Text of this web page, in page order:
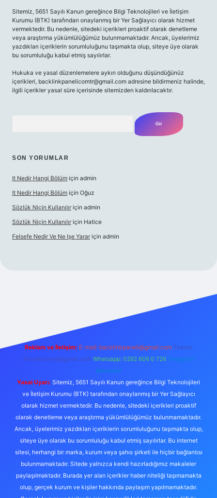
Sitemiz, 5651 Sayılı Kanun gereğince Bilgi Teknolojileri ve İletişim
Kurumu (BTK) tarafından onaylanmış bir Yer Sağlayıcı olarak hizmet
vermektedir. Bu nedenle, sitedeki içerikleri proaktif olarak denetleme
veya araştırma yükümlülüğümüz bulunmamaktadır. Ancak, üyelerimiz
yazdıkları içeriklerin sorumluluğunu taşımakta olup, siteye üye olarak
bu sorumluluğu kabul etmiş sayılırlar.
Hukuka ve yasal düzenlemelere aykırı olduğunu düşündüğünüz
içerikleri, backlinkpanelicomtr@gmail.com adresine bildirmeniz halinde,
ilgili içerikler yasal süre içerisinde sitemizden kaldırılacaktır.
SON YORUMLAR
It Nedir Hangi Bölüm için admin
It Nedir Hangi Bölüm için Oğuz
Sözlük Niçin Kullanılır için admin
Sözlük Niçin Kullanılır için Hatice
Felsefe Nedir Ve Ne Işe Yarar için admin
Reklam ve İletişim: E-mail: backlinkpaneli@gmail.com Teams:
forumhizmeti@gmail.com Whatsapp: 0262 606 0 726 Telegram:
@karabul
Yasal Uyarı: Sitemiz, 5651 Sayılı Kanun gereğince Bilgi Teknolojileri
ve İletişim Kurumu (BTK) tarafından onaylanmış bir Yer Sağlayıcı
olarak hizmet vermektedir. Bu nedenle, sitedeki içerikleri proaktif
olarak denetleme veya araştırma yükümlülüğümüz bulunmamaktadır.
Ancak, üyelerimiz yazdıkları içeriklerin sorumluluğunu taşımakta olup,
siteye üye olarak bu sorumluluğu kabul etmiş sayılırlar. Bu internet
sitesi, herhangi bir marka, kurum veya şahıs şirketi ile hiçbir bağlantısı
bulunmamaktadır. Sitede yalnızca kendi hazırladığımız makaleler
paylaşılmaktadır. Burada yer alan içerikler haber niteliği taşımamakta
olup, gerçek kurum ve kişiler hakkında paylaşım yapılmamaktadır.